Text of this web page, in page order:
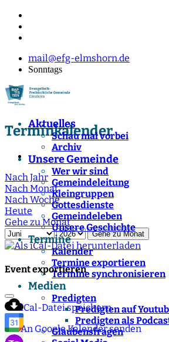
mail@efg-elmshorn.de
Sonntags
Aktuelles
Schau mal vorbei
Archiv
Unsere Gemeinde
Wer wir sind
Gemeindeleitung
Kleingruppen
Gottesdienste
Gemeindeleben
Unsere Geschichte
Termine
Kalender
Termine exportieren
Termine synchronisieren
Medien
Predigten
Predigten auf
Predigten als
Glaubensfragen
Terminkalender
Nach Jahr
Nach Monat
Nach Woche
Heute
Gehe zu Monat
Gehe zu Monat
Event exportieren
iCal-Datei speichern
An Google Kalender senden